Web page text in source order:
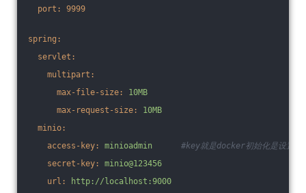
port:
9999
spring:
servlet:
multipart:
max-file-size:
10MB
max-request-size:
10MB
minio:
access-key:
minioadmin
#key就是docker初始化是设置的
secret-key:
minio@123456
url:
http://localhost:9000